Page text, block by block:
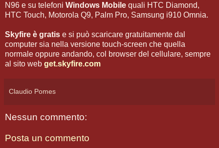
N96 e su telefoni Windows Mobile quali HTC Diamond,
HTC Touch, Motorola Q9, Palm Pro, Samsung i910 Omnia.
Skyfire è gratis e si può scaricare gratuitamente dal
computer sia nella versione touch-screen che quella
normale oppure andando, col browser del cellulare, sempre
al sito web get.skyfire.com
Claudio Pomes
Nessun commento:
Posta un commento